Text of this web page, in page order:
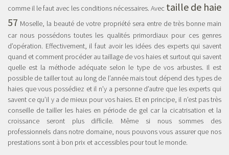
comme il le faut avec les conditions nécessaires. Avec taille de haie
57 Moselle, la beauté de votre propriété sera entre de très bonne main
car nous possédons toutes les qualités primordiaux pour ces genres
d’opération. Effectivement, il faut avoir les idées des experts qui savent
quand et comment procéder au taillage de vos haies et surtout qui savent
quelle est la méthode adéquate selon le type de vos arbustes. Il est
possible de tailler tout au long de l’année mais tout dépend des types de
haies que vous possédiez et il n’y a personne d’autre que les experts qui
savent ce qu’il y a de mieux pour vos haies. Et en principe, il n’est pas très
conseille de tailler les haies en période de gel car la cicatrisation et la
croissance seront plus difficile. Même si nous sommes des
professionnels dans notre domaine, nous pouvons vous assurer que nos
prestations sont à bon prix et accessibles pour tout le monde.